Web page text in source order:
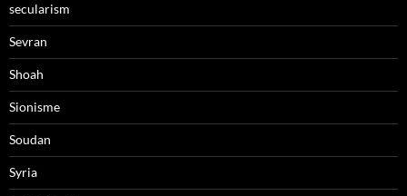
secularism
Sevran
Shoah
Sionisme
Soudan
Syria